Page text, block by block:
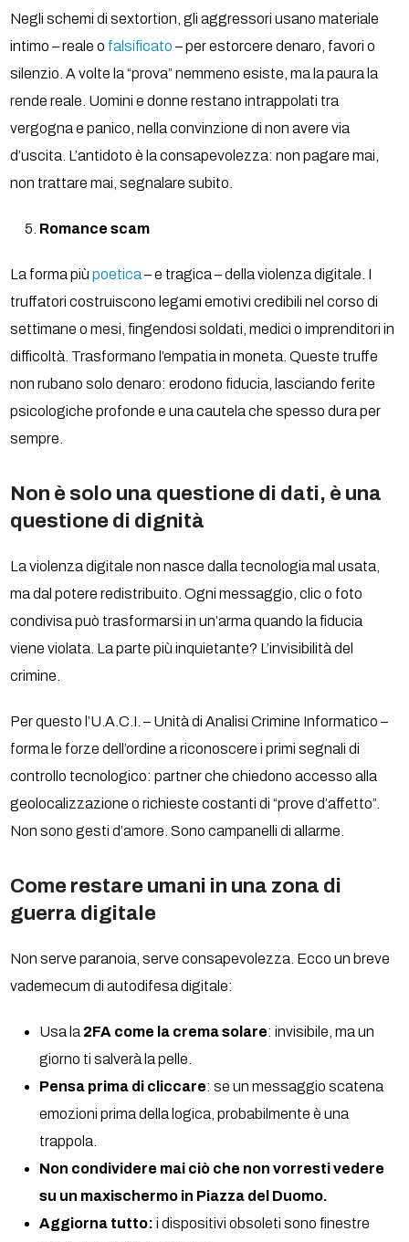
Negli schemi di sextortion, gli aggressori usano materiale
intimo – reale o falsificato – per estorcere denaro, favori o
silenzio. A volte la “prova” nemmeno esiste, ma la paura la
rende reale. Uomini e donne restano intrappolati tra
vergogna e panico, nella convinzione di non avere via
d’uscita. L’antidoto è la consapevolezza: non pagare mai,
non trattare mai, segnalare subito.
Romance scam
La forma piùpoetica – e tragica – della violenza digitale. I
truffatori costruiscono legami emotivi credibili nel corso di
settimane o mesi, fingendosi soldati, medici o imprenditori in
difficoltà. Trasformano l’empatia in moneta. Queste truffe
non rubano solo denaro: erodono fiducia, lasciando ferite
psicologiche profonde e una cautela che spesso dura per
sempre.
Non è solo una questione di dati, è una
questione di dignità
La violenza digitale non nasce dalla tecnologia mal usata,
ma dal potere redistribuito. Ogni messaggio, clic o foto
condivisa può trasformarsi in un’arma quando la fiducia
viene violata. La parte più inquietante? L’invisibilità del
crimine.
Per questo l’U.A.C.I. – Unità di Analisi Crimine Informatico –
forma le forze dell’ordine a riconoscere i primi segnali di
controllo tecnologico: partner che chiedono accesso alla
geolocalizzazione o richieste costanti di “prove d’affetto”.
Non sono gesti d’amore. Sono campanelli di allarme.
Come restare umani in una zona di
guerra digitale
Non serve paranoia, serve consapevolezza. Ecco un breve
vademecum di autodifesa digitale:
Usa la 2FA come la crema solare: invisibile, ma un
giorno ti salverà la pelle.
Pensa prima di cliccare: se un messaggio scatena
emozioni prima della logica, probabilmente è una
trappola.
Non condividere mai ciò che non vorresti vedere
su un maxischermo in Piazza del Duomo.
Aggiorna tutto: i dispositivi obsoleti sono finestre